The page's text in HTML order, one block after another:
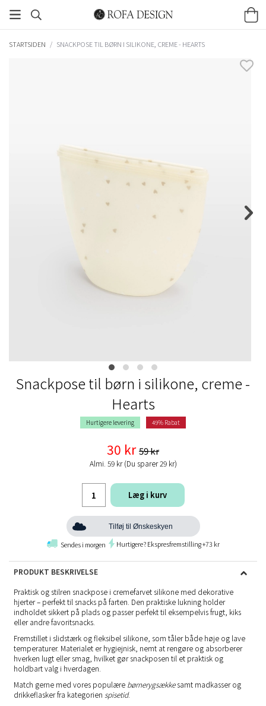
STARTSIDEN / SNACKPOSE TIL BØRN I SILIKONE, CREME - HEARTS
Snackpose til børn i silikone, creme -
Hearts
Hurtigere levering 49% Rabat
30 kr 59 kr
Almi. 59 kr (Du sparer 29 kr)
Læg i kurv
Tilføj til Ønskeskyen
Sendes i morgen Hurtigere? Ekspresfremstilling +73 kr
PRODUKT BESKRIVELSE
Praktisk og stilren snackpose i cremefarvet silikone med dekorative
hjerter – perfekt til snacks på farten. Den praktiske lukning holder
indholdet sikkert på plads og passer perfekt til eksempelvis frugt, kiks
eller andre favoritsnacks.
Fremstillet i slidstærk og fleksibel silikone, som tåler både høje og lave
temperaturer. Materialet er hygiejnisk, nemt at rengøre og absorberer
hverken lugt eller smag, hvilket gør snackposen til et praktisk og
holdbart valg i hverdagen.
Match gerne med vores populære børnerygsækkesamt madkasser og
drikkeflasker fra kategorien spisetid.